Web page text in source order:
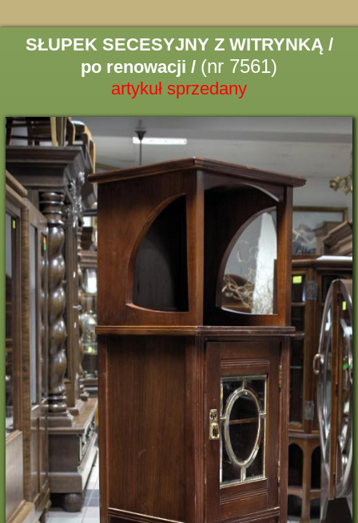
SŁUPEK SECESYJNY Z WITRYNKĄ /
po renowacji / (nr 7561)
artykuł sprzedany